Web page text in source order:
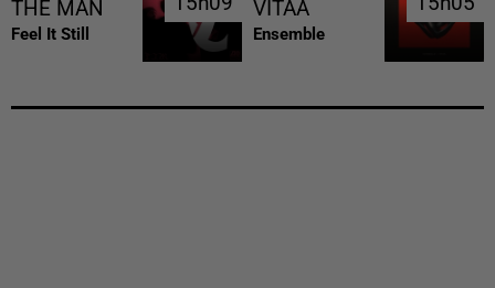
THE MAN
Feel It Still
VITAA
Ensemble